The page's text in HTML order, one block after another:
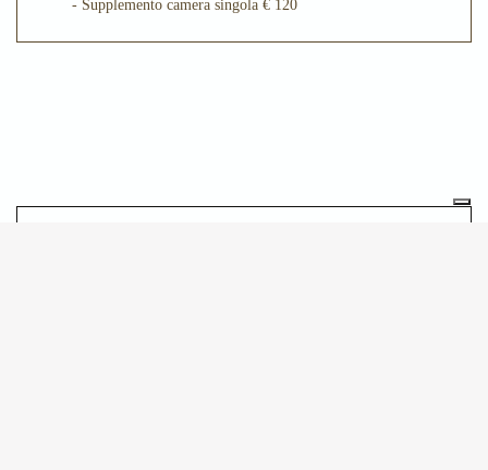
- Supplemento camera singola € 120